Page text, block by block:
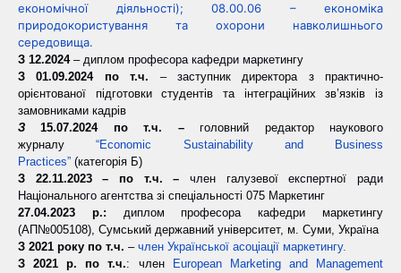
економічної діяльності); 08.00.06 – економіка
природокористування та охорони навколишнього
середовища.
З 12.2024– диплом професора кафедри маркетингу
З 01.09.2024 по т.ч. – заступник директора з практично-
орієнтованої підготовки студентів та інтеграційних зв’язків із
замовниками кадрів
З15.07.2024 по т.ч. – головний редактор наукового
журналу“Economic Sustainability and Business
Practices” (категорія Б)
З 22.11.2023 – по т.ч. – член галузевої експертної ради
Національного агентства зі спеціальності 075 Маркетинг
27.04.2023 р.: диплом професора кафедри маркетингу
(АП№005108), Сумський державний університет, м. Суми, Україна
З 2021 року по т.ч. – член Української асоціації маркетингу.
З 2021 р. по т.ч.: член
European Marketing and Management